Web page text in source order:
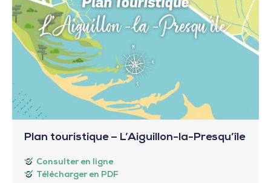
Plan touristique – L’Aiguillon-la-Presqu’île
Consulter en ligne
Télécharger en PDF